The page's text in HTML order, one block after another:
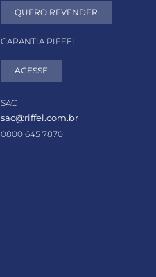
QUERO REVENDER
GARANTIA RIFFEL
ACESSE
SAC
sac@riffel.com.br
0800 645 7870